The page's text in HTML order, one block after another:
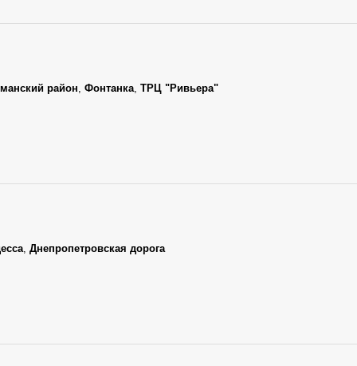
район, Фонтанка, ТРЦ "Ривьера"
, Днепропетровская дорога